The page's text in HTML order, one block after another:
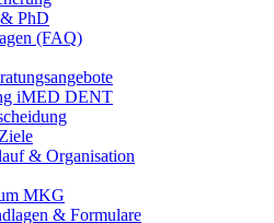
PhD
(FAQ)
iMED DENT
& Organisation
MKG
& Formulare